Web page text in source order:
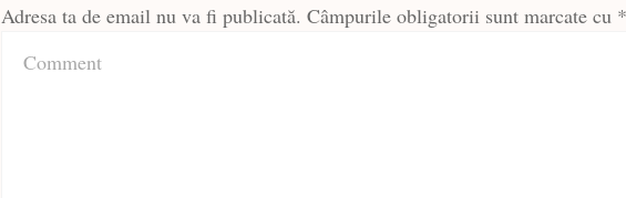
Adresa ta de email nu va fi publicată. Câmpurile obligatorii sunt marcate cu *